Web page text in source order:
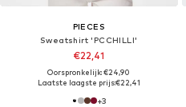
PIECES
Sweatshirt 'PCCHILLI'
€22,41
Oorspronkelijk: €24,90
Laatste laagste prijs:€22,41
+3